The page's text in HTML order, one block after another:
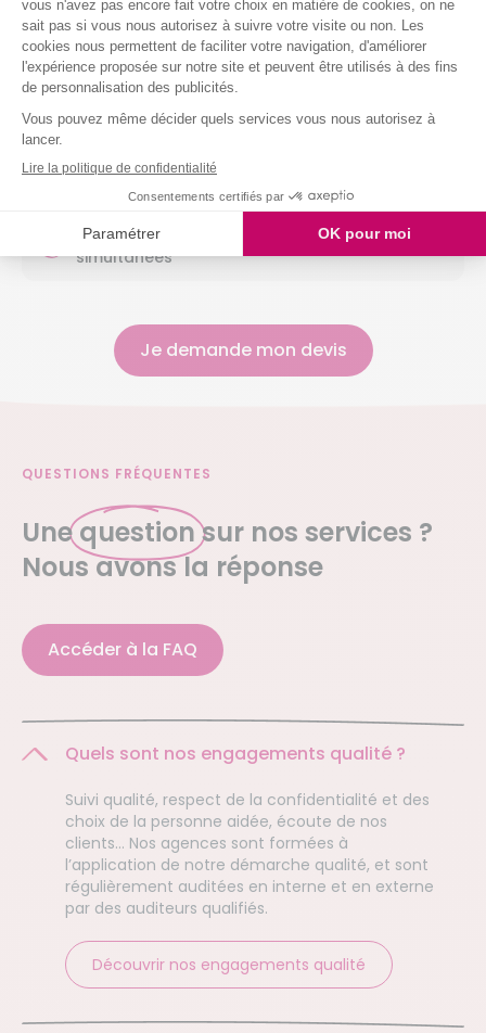
Entretenir votre salle de bain
Entretenir vos sanitaires
Nettoyer vos vitres
Laver votre vaisselle
Et même arroser vos plantes !
Nous intervenons chez vous à partir de 2h
simultanées
Je demande mon devis
QUESTIONS FRÉQUENTES
Une question sur nos services ?
Nous avons la réponse
Accéder à la FAQ
Quels sont nos engagements qualité ?
Suivi qualité, respect de la confidentialité et des
choix de la personne aidée, écoute de nos
clients… Nos agences sont formées à
l’application de notre démarche qualité, et sont
régulièrement auditées en interne et en externe
par des auditeurs qualifiés.
Découvrir nos engagements qualité